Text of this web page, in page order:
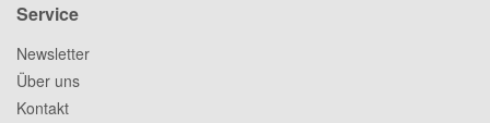
Service
Newsletter
Über uns
Kontakt